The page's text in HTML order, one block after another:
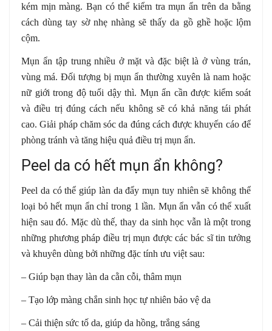
kém mịn màng. Bạn có thể kiểm tra mụn ẩn trên da bằng
cách dùng tay sờ nhẹ nhàng sẽ thấy da gồ ghề hoặc lộm
cộm.
Mụn ẩn tập trung nhiều ở mặt và đặc biệt là ở vùng trán,
vùng má. Đối tượng bị mụn ẩn thường xuyên là nam hoặc
nữ giới trong độ tuổi dậy thì. Mụn ẩn cần được kiểm soát
và điều trị đúng cách nếu không sẽ có khả năng tái phát
cao. Giải pháp chăm sóc da đúng cách được khuyến cáo để
phòng tránh và tăng hiệu quả điều trị mụn ẩn.
Peel da có hết mụn ẩn không?
Peel da có thể giúp làn da đẩy mụn tuy nhiên sẽ không thể
loại bỏ hết mụn ẩn chỉ trong 1 lần. Mụn ẩn vẫn có thể xuất
hiện sau đó. Mặc dù thế, thay da sinh học vẫn là một trong
những phương pháp điều trị mụn được các bác sĩ tin tưởng
và khuyên dùng bởi những đặc tính ưu việt sau:
– Giúp bạn thay làn da cằn cỗi, thâm mụn
– Tạo lớp màng chắn sinh học tự nhiên bảo vệ da
– Cải thiện sức tố da, giúp da hồng, trắng sáng